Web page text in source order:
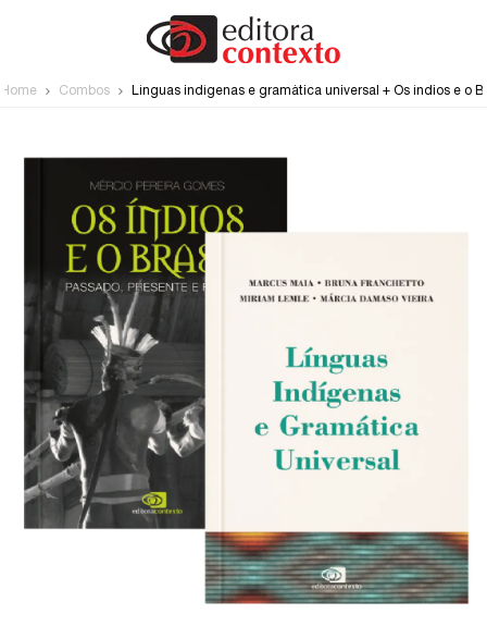
Home Combos Línguas indígenas e gramática universal + Os índios e o